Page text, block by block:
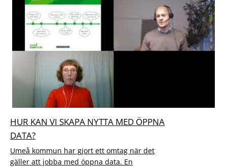
HUR KAN VI SKAPA NYTTA MED ÖPPNA
DATA?
Umeå kommun har gjort ett omtag när det
gäller att jobba med öppna data. En